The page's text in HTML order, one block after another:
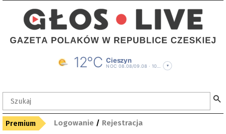
Premium Logowanie / Rejestracja